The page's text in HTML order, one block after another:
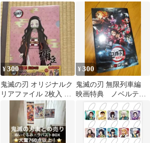
ンカチ 2種セット
¥300
鬼滅の刃 オリジナルク
リアファイル 2枚入 竈
門禰豆子
¥300
鬼滅の刃 無限列車編
映画特典 ノベルテ
ィ 非売品